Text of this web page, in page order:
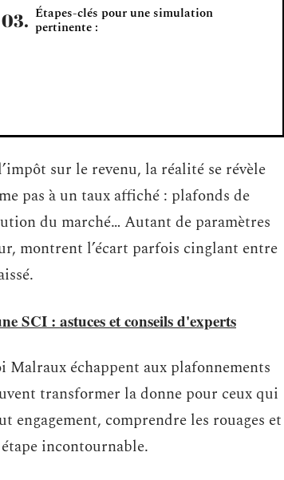
Étapes-clés pour une simulation
pertinente :
sur le revenu, la réalité se révèle
pas à un taux affiché : plafonds de
du marché… Autant de paramètres
montrent l’écart parfois cinglant entre
SCI : astuces et conseils d'experts
échappent aux plafonnements
transformer la donne pour ceux qui
comprendre les rouages et
incontournable.